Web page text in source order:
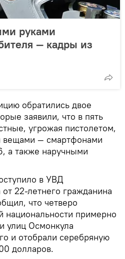
руками
— кадры из
обратились двое
заявили, что в пять
угрожая пистолетом,
вещами — смартфонами
а также наручными
в УВД
22-летнего гражданина
что четверо
национальности примерно
улиц Осмонкула
и отобрали серебряную
долларов.